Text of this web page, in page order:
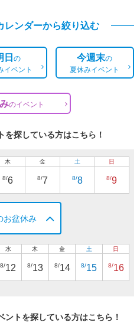
レンダーから絞り込む
日の
イベント
今週末の
夏休みイベント
のイベント
探している方はこちら！
木
8/6
金
8/7
土
8/8
日
8/9
お盆休み
水
8/12
木
8/13
金
8/14
土
8/15
日
8/16
トを探している方はこちら！